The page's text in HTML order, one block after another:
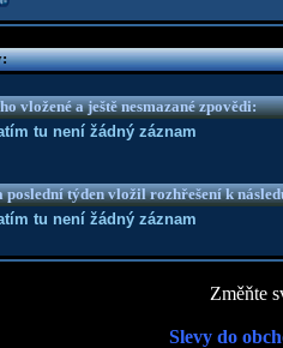
vložené a ještě nesmazané zpovědi:
tu není žádný záznam
poslední týden vložil rozhřešení k
tu není žádný záznam
Změňte
Slevy do